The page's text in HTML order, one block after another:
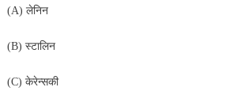
(A) लेनिन
(B) स्टालिन
(C) केरेन्सकी